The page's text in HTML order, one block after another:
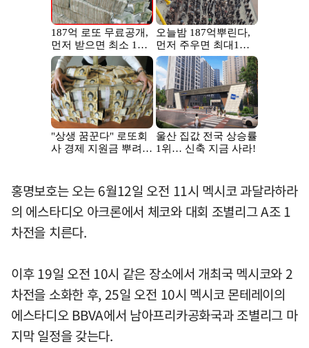
홍명보호는 오는 6월12일 오전 11시 멕시코 과달라하라
의 에스타디오 아크론에서 체코와 대회 조별리그 A조 1
차전을 치른다.
이후 19일 오전 10시 같은 장소에서 개최국 멕시코와 2
차전을 소화한 후, 25일 오전 10시 멕시코 몬테레이의
에스타디오 BBVA에서 남아프리카공화국과 조별리그 마
지막 일정을 갖는다.